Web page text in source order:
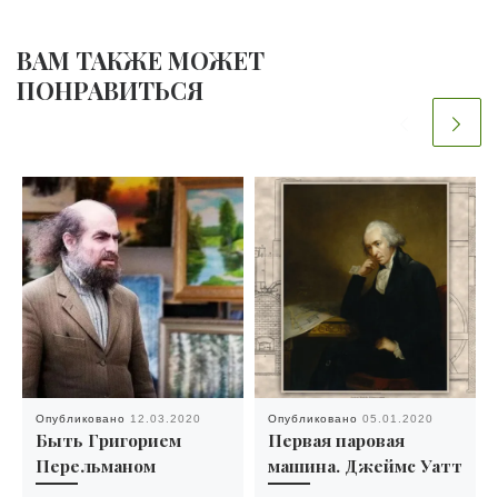
ВАМ ТАКЖЕ МОЖЕТ
ПОНРАВИТЬСЯ
Опубликовано 12.03.2020
Быть Григорием
Перельманом
Опубликовано 05.01.2020
Первая паровая
машина. Джеймс Уатт